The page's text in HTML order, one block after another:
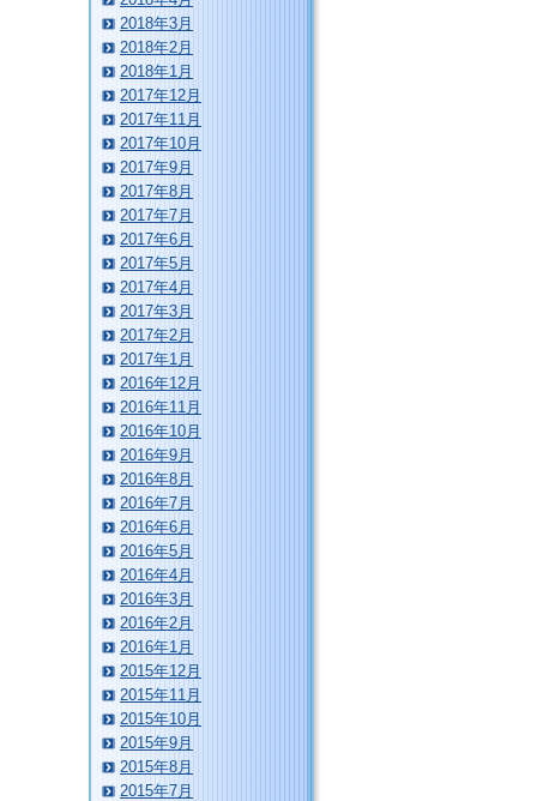
2018年3月
2018年2月
2018年1月
2017年12月
2017年11月
2017年10月
2017年9月
2017年8月
2017年7月
2017年6月
2017年5月
2017年4月
2017年3月
2017年2月
2017年1月
2016年12月
2016年11月
2016年10月
2016年9月
2016年8月
2016年7月
2016年6月
2016年5月
2016年4月
2016年3月
2016年2月
2016年1月
2015年12月
2015年11月
2015年10月
2015年9月
2015年8月
2015年7月